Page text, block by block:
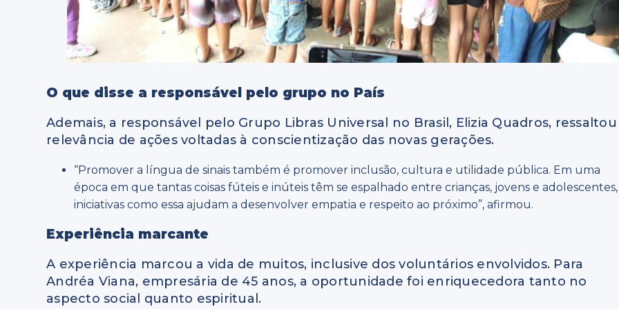
O que disse a responsável pelo grupo no País
Ademais, a responsável pelo Grupo Libras Universal no Brasil, Elizia Quadros, ressaltou
relevância de ações voltadas à conscientização das novas gerações.
“Promover a língua de sinais também é promover inclusão, cultura e utilidade pública. Em uma
época em que tantas coisas fúteis e inúteis têm se espalhado entre crianças, jovens e adolescentes,
iniciativas como essa ajudam a desenvolver empatia e respeito ao próximo”, afirmou.
Experiência marcante
A experiência marcou a vida de muitos, inclusive dos voluntários envolvidos. Para
Andréa Viana, empresária de 45 anos, a oportunidade foi enriquecedora tanto no
aspecto social quanto espiritual.